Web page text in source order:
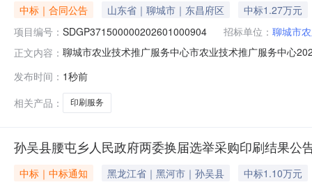
中标｜合同公告 山东省｜聊城市｜东昌府区
中标1.27万元
项目编号： SDGP371500000202601000904 招标单位： 聊城市
正文内容： 聊城市农业技术推广服务中心市农业技术推广服务中心
目五、合同主体采购人：聊城市农业技术推广服务中心
发布时间： 1秒前
相关产品：
印刷服务
孙吴县腰屯乡人民政府两委换届选举采购印刷结果公
中标｜中标通知 黑龙江省｜黑河市｜孙吴县
中标1.10万元